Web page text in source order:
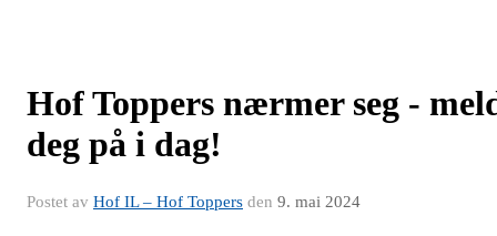
Hof Toppers nærmer seg -
deg på i dag!
Postet av Hof IL – Hof Toppers den 9. mai 2024